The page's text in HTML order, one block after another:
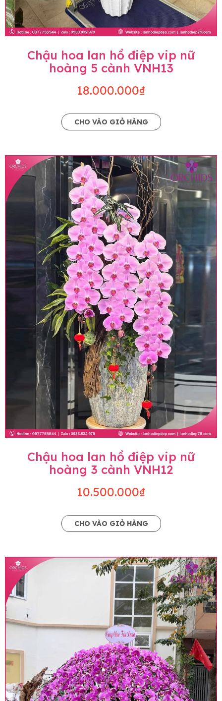
Chậu hoa lan hồ điệp vip nữ
hoàng 5 cành VNH13
18.000.000₫
CHO VÀO GIỎ HÀNG
Chậu hoa lan hồ điệp vip nữ
hoàng 3 cành VNH12
10.500.000₫
CHO VÀO GIỎ HÀNG